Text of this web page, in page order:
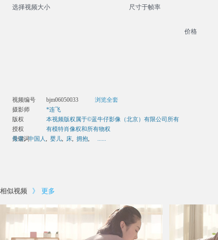
选择视频大小 尺寸于帧率
价格
视频编号 bjm06050033
浏览全套
摄影师
*连飞
版权
本视频版权属于©蓝牛仔影像（北京）有限公司所有
授权
有模特肖像权和所有物权
关键词
母亲,中国人, 婴儿, 床, 拥抱, ......
相似视频 》 更多